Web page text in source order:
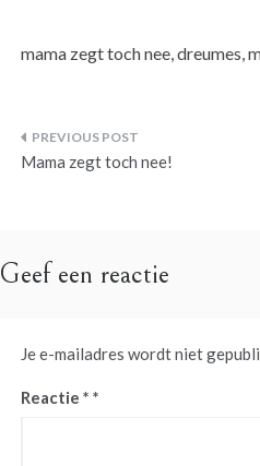
mama zegt toch nee, dreumes,
Bericht
Mama zegt toch nee!
Geef een reactie
Je e-mailadres wordt niet
Reactie *